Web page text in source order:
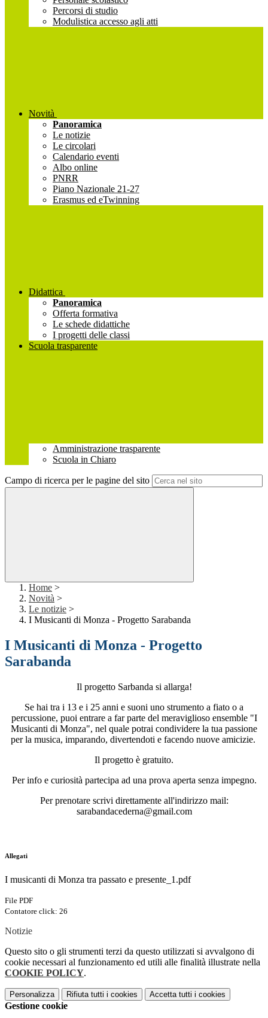
Percorsi di studio
Modulistica accesso agli atti
Novità
Panoramica
Le notizie
Le circolari
Calendario eventi
Albo online
PNRR
Piano Nazionale 21-27
Erasmus ed eTwinning
Didattica
Panoramica
Offerta formativa
Le schede didattiche
I progetti delle classi
Scuola trasparente
Amministrazione trasparente
Scuola in Chiaro
Campo di ricerca per le pagine del sito
Home >
Novità >
Le notizie >
I Musicanti di Monza - Progetto Sarabanda
I Musicanti di Monza - Progetto
Sarabanda
Il progetto Sarbanda si allarga!
Se hai tra i 13 e i 25 anni e suoni uno strumento a fiato o a
percussione, puoi entrare a far parte del meraviglioso ensemble "I
Musicanti di Monza", nel quale potrai condividere la tua passione
per la musica, imparando, divertendoti e facendo nuove amicizie.
Il progetto è gratuito.
Per info e curiosità partecipa ad una prova aperta senza impegno.
Per prenotare scrivi direttamente all'indirizzo mail:
sarabandacederna@gmail.com
Allegati
I musicanti di Monza tra passato e presente_1.pdf
File PDF
Contatore click: 26
Notizie
Questo sito o gli strumenti terzi da questo utilizzati si avvalgono di
cookie necessari al funzionamento ed utili alle finalità illustrate nella
COOKIE POLICY.
Personalizza Rifiuta tutti i cookies Accetta tutti i cookies
Gestione cookie